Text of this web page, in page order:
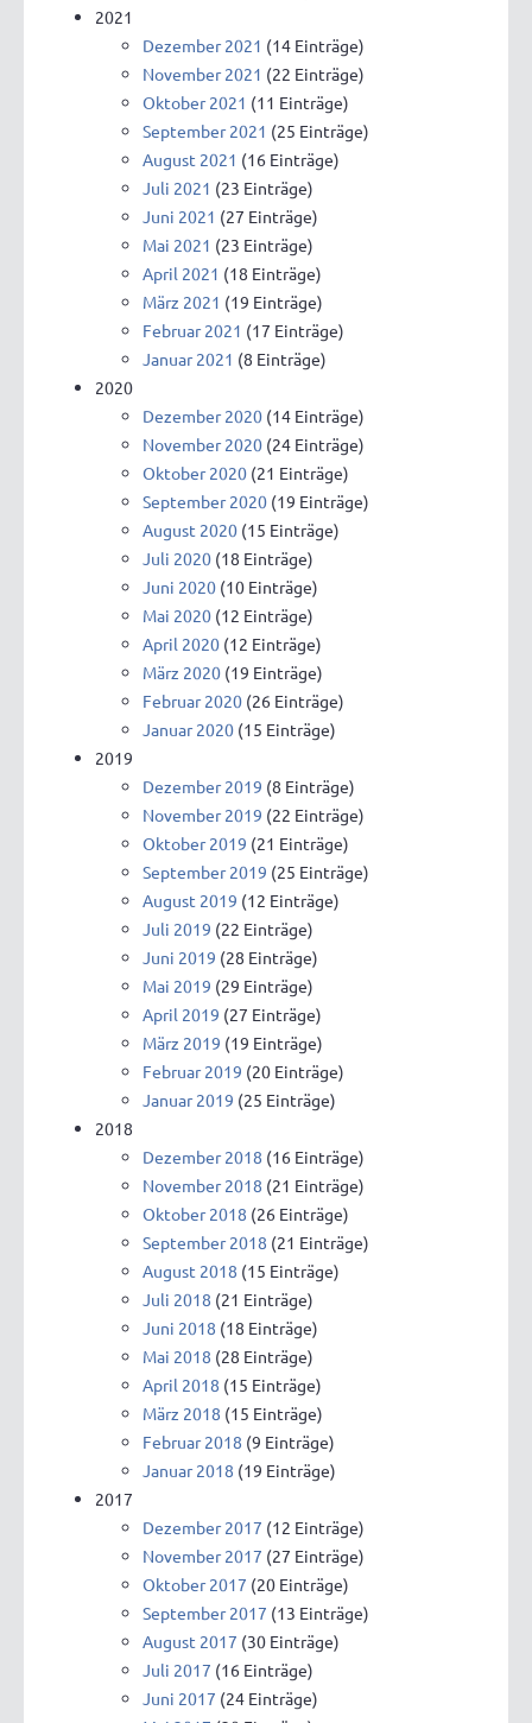
2021
Dezember 2021 (14 Einträge)
November 2021 (22 Einträge)
Oktober 2021 (11 Einträge)
September 2021 (25 Einträge)
August 2021 (16 Einträge)
Juli 2021 (23 Einträge)
Juni 2021 (27 Einträge)
Mai 2021 (23 Einträge)
April 2021 (18 Einträge)
März 2021 (19 Einträge)
Februar 2021 (17 Einträge)
Januar 2021 (8 Einträge)
2020
Dezember 2020 (14 Einträge)
November 2020 (24 Einträge)
Oktober 2020 (21 Einträge)
September 2020 (19 Einträge)
August 2020 (15 Einträge)
Juli 2020 (18 Einträge)
Juni 2020 (10 Einträge)
Mai 2020 (12 Einträge)
April 2020 (12 Einträge)
März 2020 (19 Einträge)
Februar 2020 (26 Einträge)
Januar 2020 (15 Einträge)
2019
Dezember 2019 (8 Einträge)
November 2019 (22 Einträge)
Oktober 2019 (21 Einträge)
September 2019 (25 Einträge)
August 2019 (12 Einträge)
Juli 2019 (22 Einträge)
Juni 2019 (28 Einträge)
Mai 2019 (29 Einträge)
April 2019 (27 Einträge)
März 2019 (19 Einträge)
Februar 2019 (20 Einträge)
Januar 2019 (25 Einträge)
2018
Dezember 2018 (16 Einträge)
November 2018 (21 Einträge)
Oktober 2018 (26 Einträge)
September 2018 (21 Einträge)
August 2018 (15 Einträge)
Juli 2018 (21 Einträge)
Juni 2018 (18 Einträge)
Mai 2018 (28 Einträge)
April 2018 (15 Einträge)
März 2018 (15 Einträge)
Februar 2018 (9 Einträge)
Januar 2018 (19 Einträge)
2017
Dezember 2017 (12 Einträge)
November 2017 (27 Einträge)
Oktober 2017 (20 Einträge)
September 2017 (13 Einträge)
August 2017 (30 Einträge)
Juli 2017 (16 Einträge)
Juni 2017 (24 Einträge)